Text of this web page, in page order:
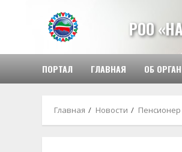
содержимому
РОО
ПОРТАЛ ГЛАВНАЯ ОБ
Главная Новости